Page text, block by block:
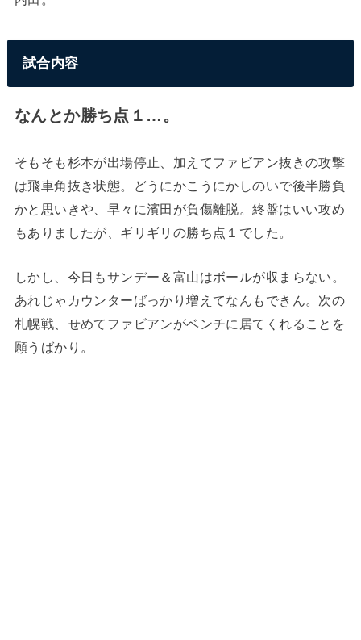
試合内容
なんとか勝ち点１…。
そもそも杉本が出場停止、加えてファビアン抜きの攻撃
は飛車角抜き状態。どうにかこうにかしのいで後半勝負
かと思いきや、早々に濱田が負傷離脱。終盤はいい攻め
もありましたが、ギリギリの勝ち点１でした。
しかし、今日もサンデー＆富山はボールが収まらない。
あれじゃカウンターばっかり増えてなんもできん。次の
札幌戦、せめてファビアンがベンチに居てくれることを
願うばかり。